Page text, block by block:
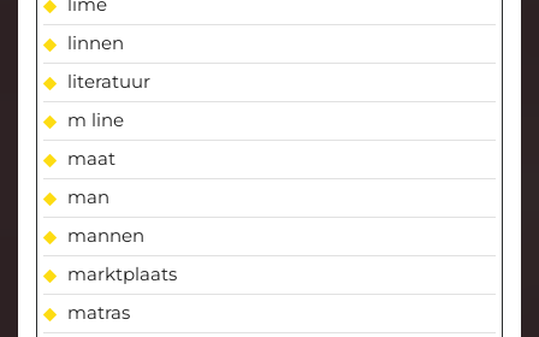
linnen
literatuur
m line
maat
man
mannen
marktplaats
matras